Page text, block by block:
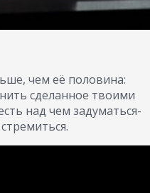
чем её половина:
сделанное твоими
над чем задуматься-